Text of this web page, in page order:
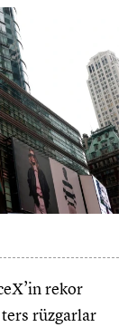
rekor
ters rüzgarlar